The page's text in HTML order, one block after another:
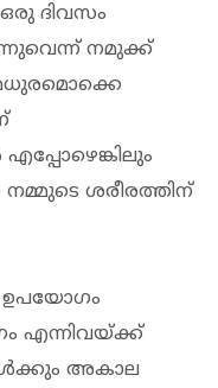
ദിവസം
നമുക്ക്
നമ്മുടെ ശരീരത്തിന്
ഉപയോഗം
എന്നിവയ്ക്ക്
അകാല